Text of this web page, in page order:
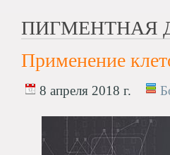
ПИГМЕНТНАЯ
Применение
8 апреля 2018 г.